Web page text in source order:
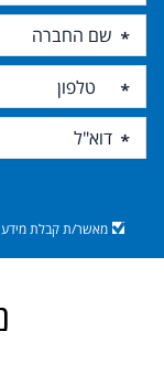
מאשר/ת קבלת מידע